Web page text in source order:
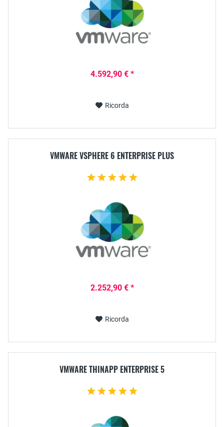
4.592,90 € *
Ricorda
VMWARE VSPHERE 6 ENTERPRISE PLUS
2.252,90 € *
Ricorda
VMWARE THINAPP ENTERPRISE 5